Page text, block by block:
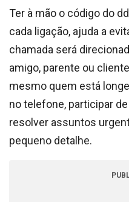
Ter à mão o código do
cada ligação, ajuda a
chamada será
amigo, parente ou
mesmo quem está
no telefone, participar
resolver assuntos
pequeno detalhe.